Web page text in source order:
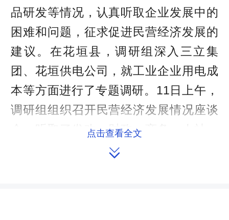
品研发等情况，认真听取企业发展中的
困难和问题，征求促进民营经济发展的
建议。在花垣县，调研组深入三立集
团、花垣供电公司，就工业企业用电成
本等方面进行了专题调研。11日上午，
调研组组织召开民营经济发展情况座谈
会，听取了发改、财政、商务、人社、
科技、税务、行政审批、金融办等有关
点击查看全文
